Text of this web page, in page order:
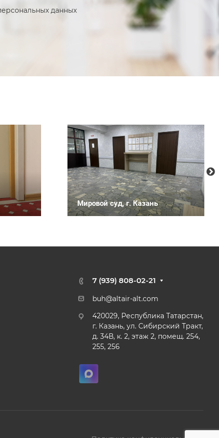
данных
Мировой суд, г. Казань
7 (939) 808-02-21
buh@altair-alt.com
420029, Республика Татарстан,
г. Казань, ул. Сибирский Тракт,
д. 34В, к. 2, этаж 2, помещ. 254,
255, 256